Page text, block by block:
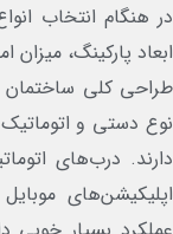
هنگام انتخاب
پارکینگ، میزان
کلی ساختمان
دستی و اتوماتیک
درب‌های